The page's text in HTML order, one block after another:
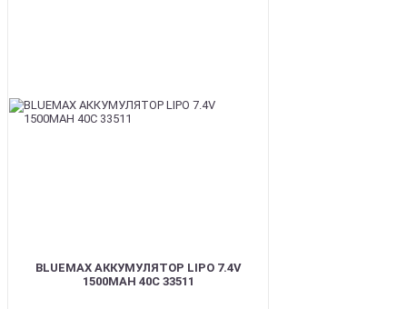
BLUEMAX АККУМУЛЯТОР LIPO 7.4V
1500MAH 40C 33511